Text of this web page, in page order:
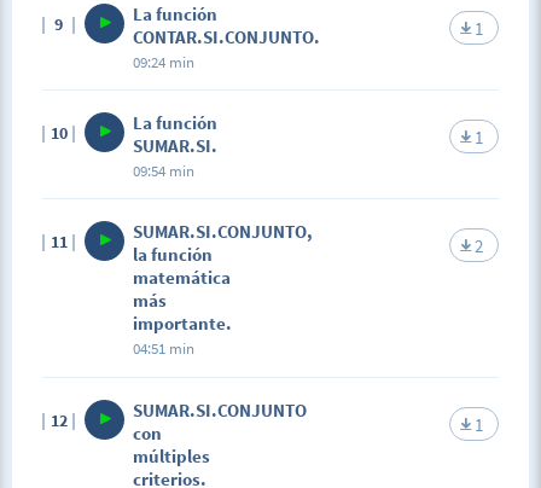
9
La función
CONTAR.SI.CONJUNTO.
09:24 min
1
10
La función
SUMAR.SI.
09:54 min
1
11
SUMAR.SI.CONJUNTO,
la función
matemática
más
importante.
04:51 min
2
12
SUMAR.SI.CONJUNTO
con
múltiples
criterios.
1